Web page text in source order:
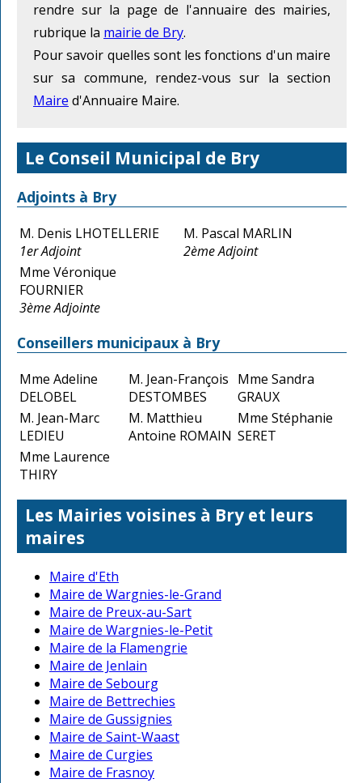
rendre sur la page de l'annuaire des mairies,
rubrique la mairie de Bry.
Pour savoir quelles sont les fonctions d'un maire
sur sa commune, rendez-vous sur la section
Maire d'Annuaire Maire.
Le Conseil Municipal de Bry
Adjoints à Bry
M. Denis LHOTELLERIE
1er Adjoint
M. Pascal MARLIN
2ème Adjoint
Mme Véronique
FOURNIER
3ème Adjointe
Conseillers municipaux à Bry
Mme Adeline
DELOBEL
M. Jean-François
DESTOMBES
Mme Sandra
GRAUX
M. Jean-Marc
LEDIEU
M. Matthieu
Antoine ROMAIN
Mme Stéphanie
SERET
Mme Laurence
THIRY
Les Mairies voisines à Bry et leurs
maires
Maire d'Eth
Maire de Wargnies-le-Grand
Maire de Preux-au-Sart
Maire de Wargnies-le-Petit
Maire de la Flamengrie
Maire de Jenlain
Maire de Sebourg
Maire de Bettrechies
Maire de Gussignies
Maire de Saint-Waast
Maire de Curgies
Maire de Frasnoy